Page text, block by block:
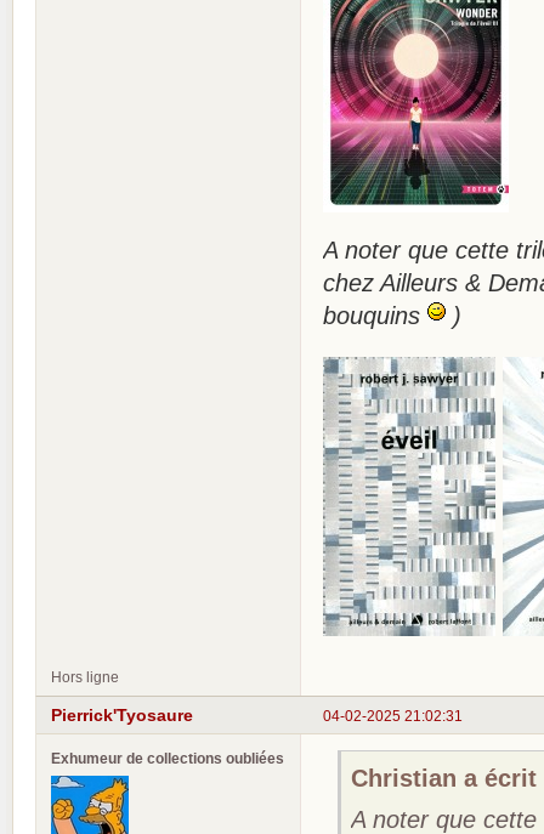
A noter que cette
chez Ailleurs &
bouquins
)
Hors ligne
04-02-2025 21:02:31
Pierrick'Tyosaure
Exhumeur de collections oubliées
Christian a écrit
A noter que